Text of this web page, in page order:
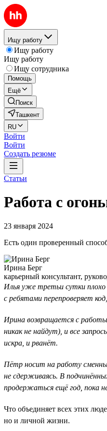
Ищу работу
Ищу работу
Ищу работу
Ищу сотрудника
Помощь
Ещё
Поиск
Ташкент
RU
Войти
Войти
Создать резюме
Статьи
Работа с
23 января 2024
Есть один проверенный
Ирина Берг
карьерный консультант,
Илья уже третьи сутки
с ребятами перепроверяет
Ирина возвращается с работы
никак не найдут), и все
искра, и рванёт.
Пётр носит на работу
не сдерживаясь. В
продержаться ещё год, пока
Что объединяет всех этих
но и личной жизни.